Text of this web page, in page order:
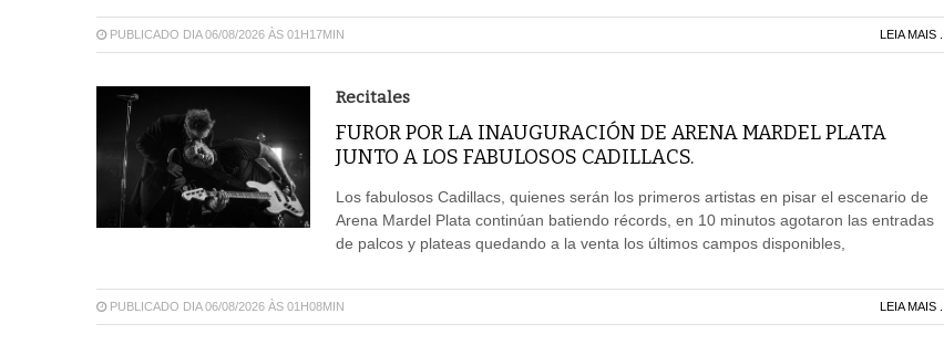
PUBLICADO DIA 06/08/2026 ÀS 01H17MIN LEIA MAIS ...
Recitales
FUROR POR LA INAUGURACIÓN DE ARENA MARDEL PLATA
JUNTO A LOS FABULOSOS CADILLACS.
Los fabulosos Cadillacs, quienes serán los primeros artistas en pisar el escenario de
Arena Mardel Plata continúan batiendo récords, en 10 minutos agotaron las entradas
de palcos y plateas quedando a la venta los últimos campos disponibles,
PUBLICADO DIA 06/08/2026 ÀS 01H08MIN LEIA MAIS ...